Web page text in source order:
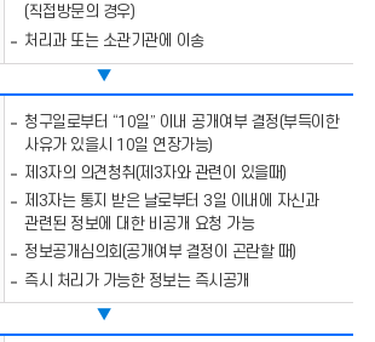
(직접방문의 경우)
처리과 또는 소관기관에 이송
▼
청구일로부터 “10일” 이내 공개여부 결정(부득이한
사유가 있을시 10일 연장가능)
제3자의 의견청취(제3자와 관련이 있을때)
제3자는 통지 받은 날로부터 3일 이내에 자신과
관련된 정보에 대한 비공개 요청 가능
정보공개심의회(공개여부 결정이 곤란할 때)
즉시 처리가 가능한 정보는 즉시공개
▼